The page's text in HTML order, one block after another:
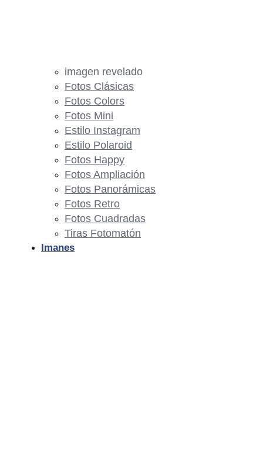
imagen revelado
Fotos Clásicas
Fotos Colors
Fotos Mini
Estilo Instagram
Estilo Polaroid
Fotos Happy
Fotos Ampliación
Fotos Panorámicas
Fotos Retro
Fotos Cuadradas
Tiras Fotomatón
Imanes